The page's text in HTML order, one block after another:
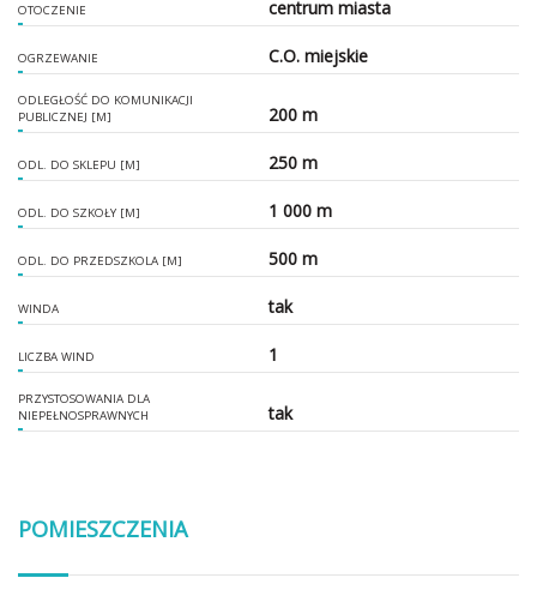
OTOCZENIE centrum miasta
OGRZEWANIE C.O. miejskie
ODLEGŁOŚĆ DO KOMUNIKACJI
PUBLICZNEJ [M]
200 m
ODL. DO SKLEPU [M] 250 m
ODL. DO SZKOŁY [M] 1 000 m
ODL. DO PRZEDSZKOLA [M] 500 m
WINDA tak
LICZBA WIND 1
PRZYSTOSOWANIA DLA
NIEPEŁNOSPRAWNYCH
tak
POMIESZCZENIA